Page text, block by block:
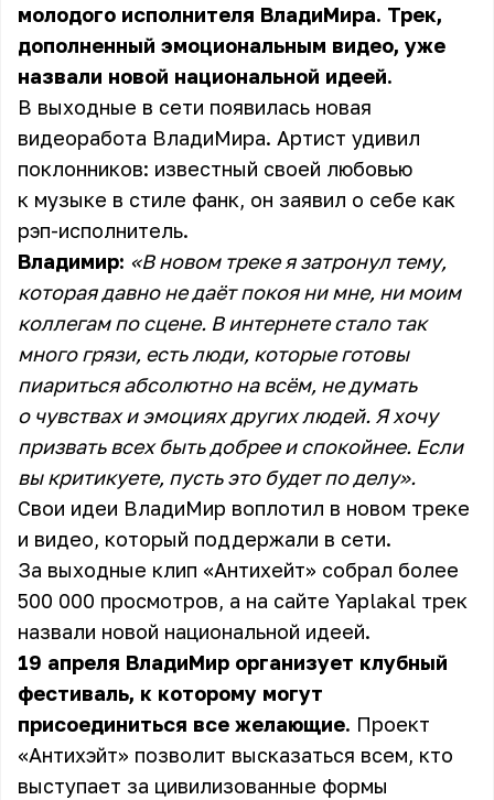
молодого исполнителя ВладиМира. Трек,
дополненный эмоциональным видео, уже
назвали новой национальной идеей.
В выходные в сети появилась новая
видеоработа ВладиМира. Артист удивил
поклонников: известный своей любовью
к музыке в стиле фанк, он заявил о себе как
рэп-исполнитель.
Владимир: «В новом треке я затронул тему,
которая давно не даёт покоя ни мне, ни моим
коллегам по сцене. В интернете стало так
много грязи, есть люди, которые готовы
пиариться абсолютно на всём, не думать
о чувствах и эмоциях других людей. Я хочу
призвать всех быть добрее и спокойнее. Если
вы критикуете, пусть это будет по делу».
Свои идеи ВладиМир воплотил в новом треке
и видео, который поддержали в сети.
За выходные клип «Антихейт» собрал более
500 000 просмотров, а на сайте Yaplakal трек
назвали новой национальной идеей.
19 апреля ВладиМир организует клубный
фестиваль, к которому могут
присоединиться все желающие. Проект
«Антихэйт» позволит высказаться всем, кто
выступает за цивилизованные формы